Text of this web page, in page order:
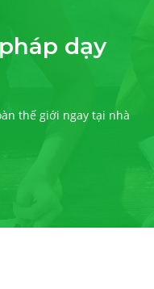
dạy
thế giới ngay tại nhà